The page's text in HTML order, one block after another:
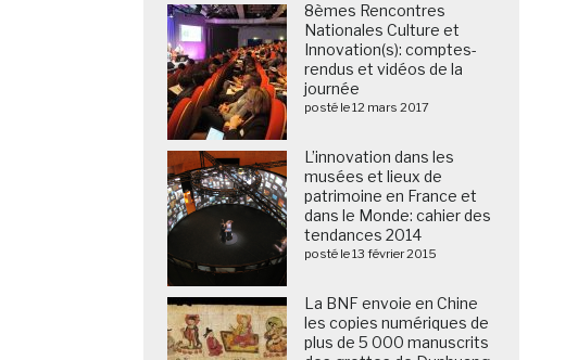
8èmes Rencontres
Nationales Culture et
Innovation(s): comptes-
rendus et vidéos de la
journée
posté le 12 mars 2017
L’innovation dans les
musées et lieux de
patrimoine en France et
dans le Monde: cahier des
tendances 2014
posté le 13 février 2015
La BNF envoie en Chine
les copies numériques de
plus de 5 000 manuscrits